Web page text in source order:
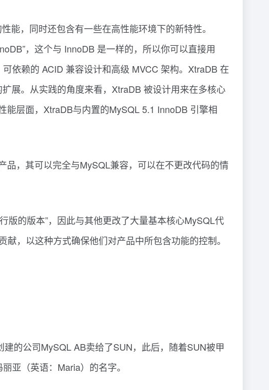
能，同时还包含有一些在高性能环境下的新特性。
，这个与 InnoDB 是一样的，所以你可以直接用
依赖的 ACID 兼容设计和高级 MVCC 架构。XtraDB 在
展。从实践的角度来看，XtraDB 被设计用来在多核心
层面，XtraDB与内置的MySQL 5.1 InnoDB 引擎相
，其可以完全与MySQL兼容，可以在不更改代码的情
版的版本”，因此与其他更改了大量基本核心MySQL代
，以这种方式确保他们对产品中所包含功能的控制。
的公司MySQL AB卖给了SUN，此后，随着SUN被甲
亚（英语：Maria）的名字。